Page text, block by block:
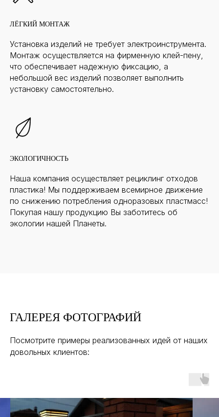
ЛЁГКИЙ МОНТАЖ
Установка изделий не требует электроинструмента.
Монтаж осуществляется на фирменную клей-пену,
что обеспечивает надежную фиксацию, а
небольшой вес изделий позволяет выполнить
установку самостоятельно.
ЭКОЛОГИЧНОСТЬ
Наша компания осуществляет рециклинг отходов
пластика! Мы поддерживаем всемирное движение
по снижению потребления одноразовых пластмасс!
Покупая нашу продукцию Вы заботитесь об
экологии нашей Планеты.
ГАЛЕРЕЯ ФОТОГРАФИЙ
Посмотрите примеры реализованных идей от наших
довольных клиентов: